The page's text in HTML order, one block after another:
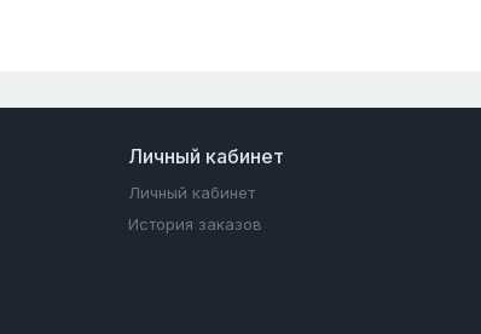
Личный кабинет
Личный кабинет
История заказов